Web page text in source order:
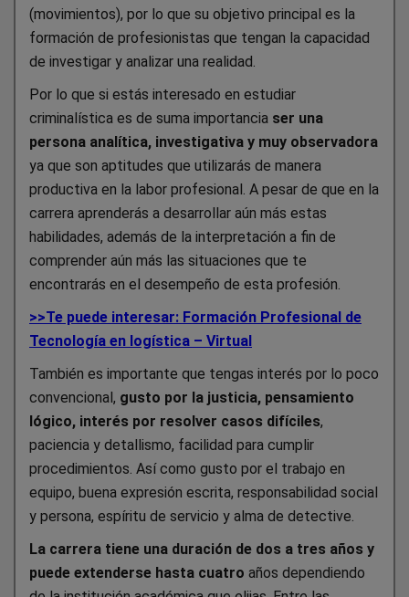
(movimientos), por lo que su objetivo principal es la
formación de profesionistas que tengan la capacidad
de investigar y analizar una realidad.
Por lo que si estás interesado en estudiar
criminalística es de suma importancia ser una
persona analítica, investigativa y muy observadora
ya que son aptitudes que utilizarás de manera
productiva en la labor profesional. A pesar de que en la
carrera aprenderás a desarrollar aún más estas
habilidades, además de la interpretación a fin de
comprender aún más las situaciones que te
encontrarás en el desempeño de esta profesión.
>>Te puede interesar: Formación Profesional de
Tecnología en logística – Virtual
También es importante que tengas interés por lo poco
convencional, gusto por la justicia, pensamiento
lógico, interés por resolver casos difíciles,
paciencia y detallismo, facilidad para cumplir
procedimientos. Así como gusto por el trabajo en
equipo, buena expresión escrita, responsabilidad social
y persona, espíritu de servicio y alma de detective.
La carrera tiene una duración de dos a tres años y
puede extenderse hasta cuatro años dependiendo